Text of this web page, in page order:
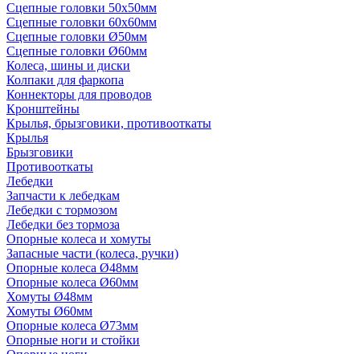
Сцепные головки 50x50мм
Сцепные головки 60x60мм
Сцепные головки Ø50мм
Сцепные головки Ø60мм
Колеса, шины и диски
Колпаки для фаркопа
Коннекторы для проводов
Кронштейны
Крылья, брызговики, противооткаты
Крылья
Брызговики
Противооткаты
Лебедки
Запчасти к лебедкам
Лебедки с тормозом
Лебедки без тормоза
Опорные колеса и хомуты
Запасные части (колеса, ручки)
Опорные колеса Ø48мм
Опорные колеса Ø60мм
Хомуты Ø48мм
Хомуты Ø60мм
Опорные колеса Ø73мм
Опорные ноги и стойки